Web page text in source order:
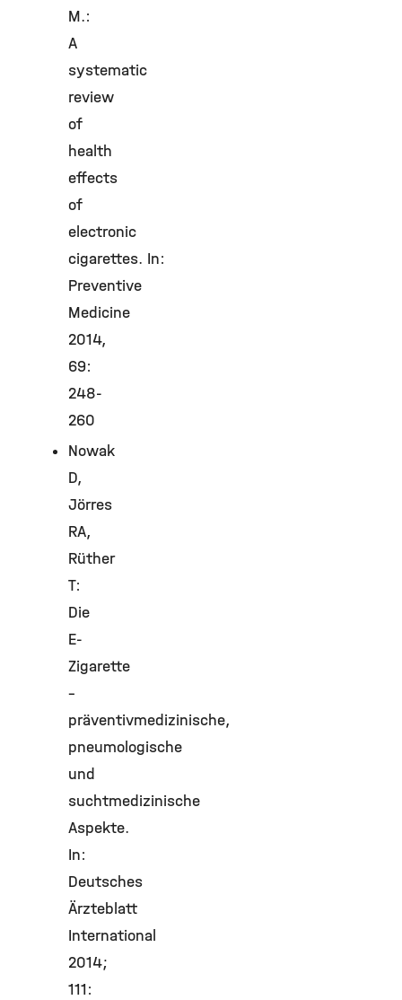
M.:
A
systematic
review
of
health
effects
of
electronic
cigarettes. In:
Preventive
Medicine
2014,
69:
248-
260
Nowak
D,
Jörres
RA,
Rüther
T:
Die
E-
Zigarette
–
präventivmedizinische,
pneumologische
und
suchtmedizinische
Aspekte.
In:
Deutsches
Ärzteblatt
International
2014;
111: